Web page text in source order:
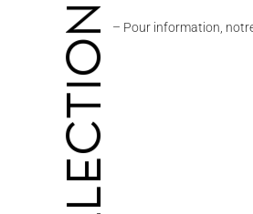
– Pour information,